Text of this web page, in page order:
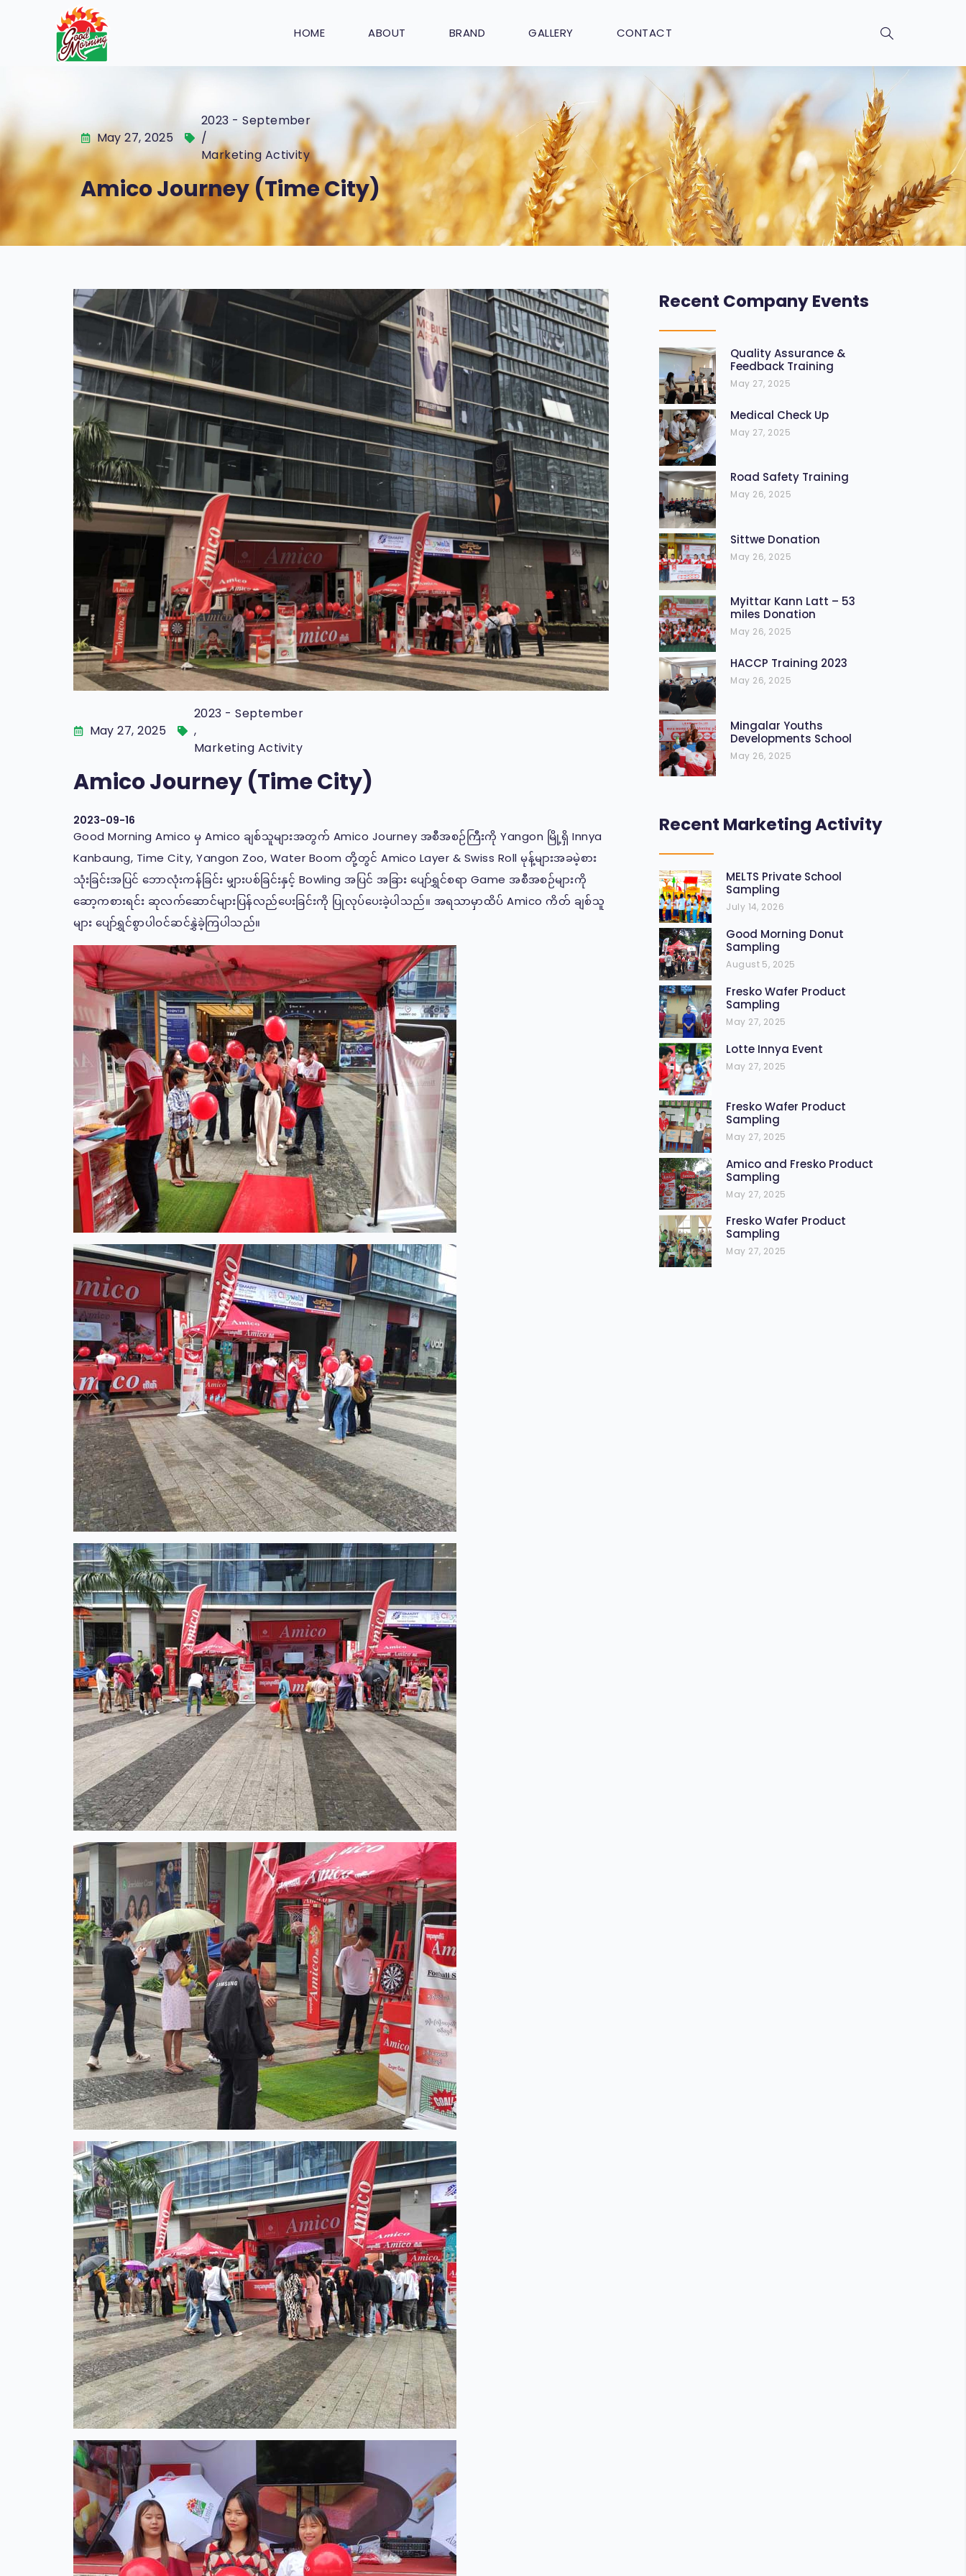
HOME ABOUT BRAND GALLERY CONTACT
May 27, 2025
2023 - September
/
Marketing Activity
Amico Journey (Time City)
May 27, 2025
2023 - September
,
Marketing Activity
Amico Journey (Time City)
2023-09-16
Good Morning Amico မှ Amico ချစ်သူများအတွက် Amico Journey အစီအစဉ်ကြီးကို Yangon မြို့ရှိ Innya
Kanbaung, Time City, Yangon Zoo, Water Boom တို့တွင် Amico Layer & Swiss Roll မုန့်များအခမဲ့စား
သုံးခြင်းအပြင် ဘောလုံးကန်ခြင်း မျှားပစ်ခြင်းနှင့် Bowling အပြင် အခြား ပျော်ရွှင်စရာ Game အစီအစဉ်များကို
ဆော့ကစားရင်း ဆုလက်ဆောင်များပြန်လည်ပေးခြင်းကို ပြုလုပ်ပေးခဲ့ပါသည်။ အရသာမှာထိပ် Amico ကိတ် ချစ်သူ
များ ပျော်ရွှင်စွာပါဝင်ဆင်နွှဲခဲ့ကြပါသည်။
Recent Company Events
Quality Assurance &
Feedback Training
May 27, 2025
Medical Check Up
May 27, 2025
Road Safety Training
May 26, 2025
Sittwe Donation
May 26, 2025
Myittar Kann Latt – 53
miles Donation
May 26, 2025
HACCP Training 2023
May 26, 2025
Mingalar Youths
Developments School
May 26, 2025
Recent Marketing Activity
MELTS Private School
Sampling
July 14, 2026
Good Morning Donut
Sampling
August 5, 2025
Fresko Wafer Product
Sampling
May 27, 2025
Lotte Innya Event
May 27, 2025
Fresko Wafer Product
Sampling
May 27, 2025
Amico and Fresko Product
Sampling
May 27, 2025
Fresko Wafer Product
Sampling
May 27, 2025